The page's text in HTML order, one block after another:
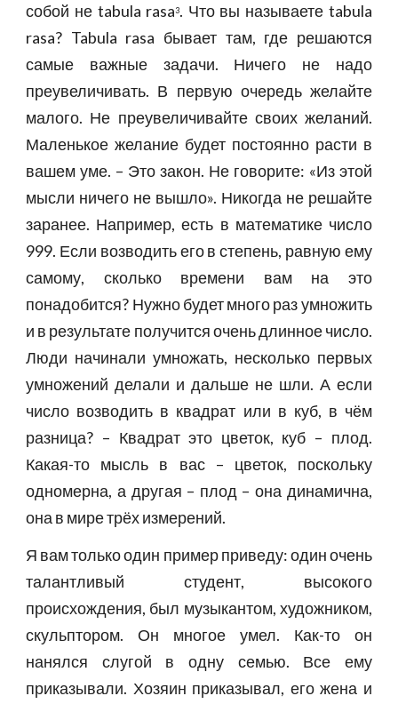
собой не tabula rasa3. Что вы называете tabula
rasa? Tabula rasa бывает там, где решаются
самые важные задачи. Ничего не надо
преувеличивать. В первую очередь желайте
малого. Не преувеличивайте своих желаний.
Маленькое желание будет постоянно расти в
вашем уме. – Это закон. Не говорите: «Из этой
мысли ничего не вышло». Никогда не решайте
заранее. Например, есть в математике число
999. Если возводить его в степень, равную ему
самому, сколько времени вам на это
понадобится? Нужно будет много раз умножить
и в результате получится очень длинное число.
Люди начинали умножать, несколько первых
умножений делали и дальше не шли. А если
число возводить в квадрат или в куб, в чём
разница? – Квадрат это цветок, куб – плод.
Какая-то мысль в вас – цветок, поскольку
одномерна, а другая – плод – она динамична,
она в мире трёх измерений.
Я вам только один пример приведу: один очень
талантливый студент, высокого
происхождения, был музыкантом, художником,
скульптором. Он многое умел. Как-то он
нанялся слугой в одну семью. Все ему
приказывали. Хозяин приказывал, его жена и